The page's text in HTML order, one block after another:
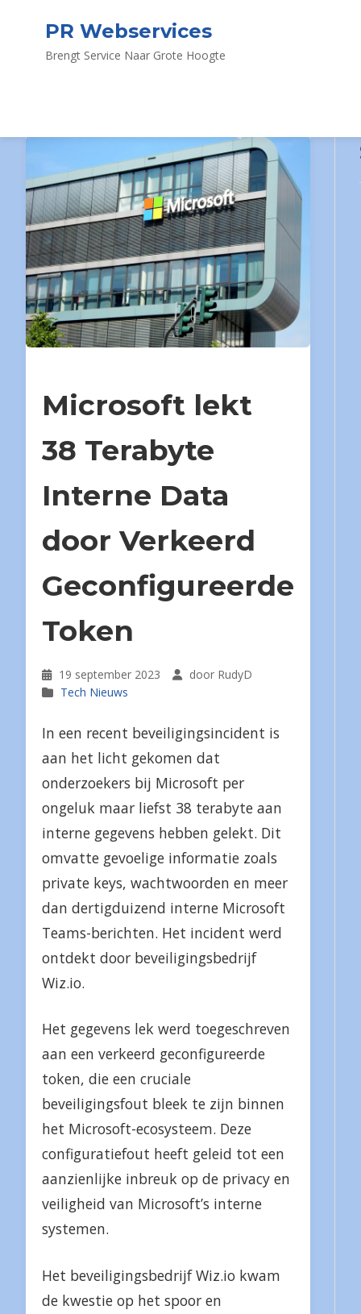
PR Webservices
Brengt Service Naar Grote Hoogte
Microsoft lekt
38 Terabyte
Interne Data
door Verkeerd
Geconfigureerde
Token
19 september 2023
door RudyD
Tech Nieuws
In een recent beveiligingsincident is
aan het licht gekomen dat
onderzoekers bij Microsoft per
ongeluk maar liefst 38 terabyte aan
interne gegevens hebben gelekt. Dit
omvatte gevoelige informatie zoals
private keys, wachtwoorden en meer
dan dertigduizend interne Microsoft
Teams-berichten. Het incident werd
ontdekt door beveiligingsbedrijf
Wiz.io.
Het gegevens lek werd toegeschreven
aan een verkeerd geconfigureerde
token, die een cruciale
beveiligingsfout bleek te zijn binnen
het Microsoft-ecosysteem. Deze
configuratiefout heeft geleid tot een
aanzienlijke inbreuk op de privacy en
veiligheid van Microsoft’s interne
systemen.
Het beveiligingsbedrijf Wiz.io kwam
de kwestie op het spoor en